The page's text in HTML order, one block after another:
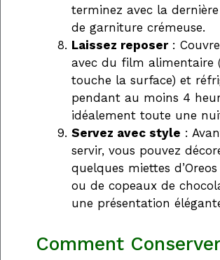
terminez avec la
de garniture crémeuse.
Laissez reposer:
avec du film alimentaire
touche la surface) et
pendant au moins 4
idéalement toute une
Servez avec style :
servir, vous pouvez
quelques miettes d’Oreos
ou de copeaux de
une présentation
Comment